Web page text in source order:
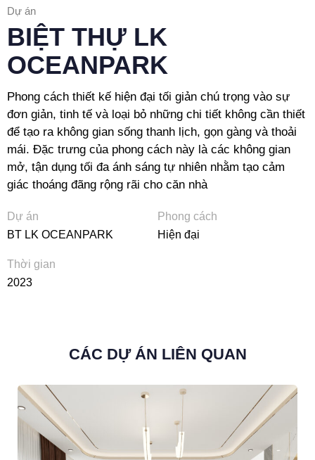
Dự án
BIỆT THỰ LK
OCEANPARK
Phong cách thiết kế hiện đại tối giản chú trọng vào sự
đơn giản, tinh tế và loại bỏ những chi tiết không cần thiết
để tạo ra không gian sống thanh lịch, gọn gàng và thoải
mái. Đặc trưng của phong cách này là các không gian
mở, tận dụng tối đa ánh sáng tự nhiên nhằm tạo cảm
giác thoáng đãng rộng rãi cho căn nhà
Dự án
BT LK OCEANPARK
Phong cách
Hiện đại
Thời gian
2023
CÁC DỰ ÁN LIÊN QUAN